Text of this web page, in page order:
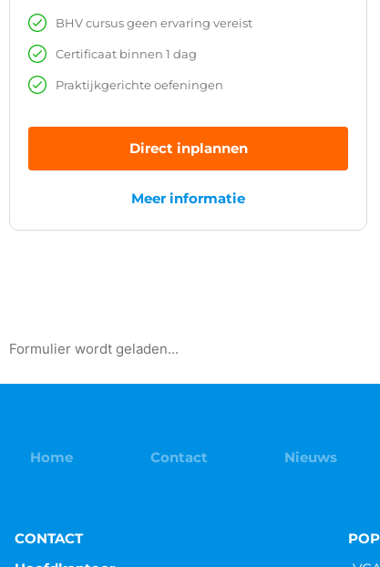
BHV cursus geen ervaring vereist
Certificaat binnen 1 dag
Praktijkgerichte oefeningen
Direct inplannen
Meer informatie
Formulier wordt geladen...
Home Contact Nieuws
CONTACT